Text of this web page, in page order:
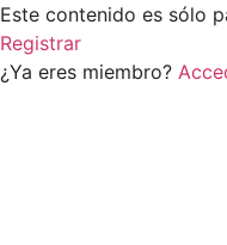
Este contenido es sólo
Registrar
¿Ya eres miembro?